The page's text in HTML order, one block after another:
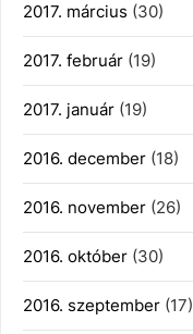
2017. március (30)
2017. február (19)
2017. január (19)
2016. december (18)
2016. november (26)
2016. október (30)
2016. szeptember (17)